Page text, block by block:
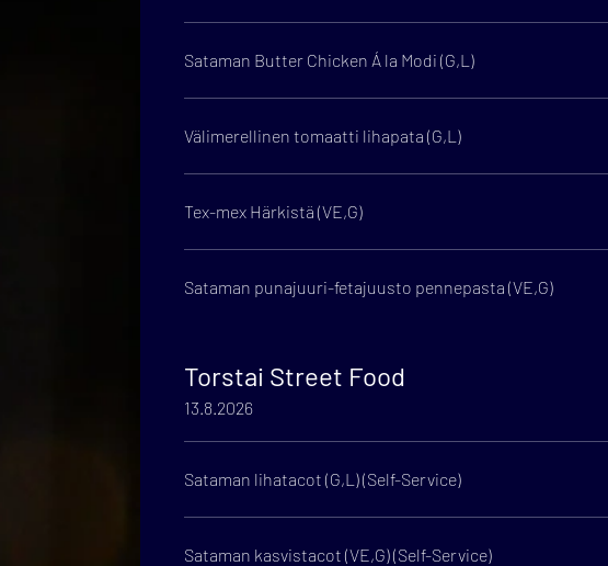
Sataman Butter Chicken Á la Modi (G,L)
Välimerellinen tomaatti lihapata (G,L)
Tex-mex Härkistä (VE,G)
Sataman punajuuri-fetajuusto pennepasta (VE,G)
Torstai Street Food
13.8.2026
Sataman lihatacot (G,L) (Self-Service)
Sataman kasvistacot (VE,G) (Self-Service)